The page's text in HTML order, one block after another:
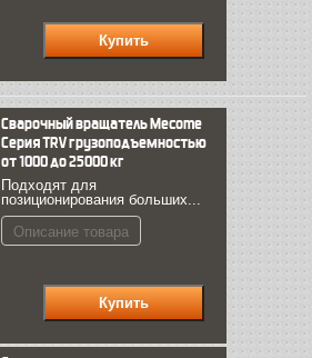
Cварочный вращатель Mecome
Серия TRV грузоподъемностью
от 1000 до 25000 кг
Подходят для
позиционирования больших...
Описание товара